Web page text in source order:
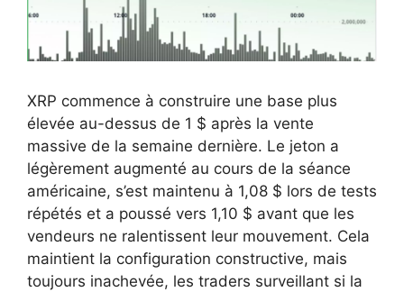
XRP commence à construire une base plus
élevée au-dessus de 1 $ après la vente
massive de la semaine dernière. Le jeton a
légèrement augmenté au cours de la séance
américaine, s’est maintenu à 1,08 $ lors de tests
répétés et a poussé vers 1,10 $ avant que les
vendeurs ne ralentissent leur mouvement. Cela
maintient la configuration constructive, mais
toujours inachevée, les traders surveillant si la